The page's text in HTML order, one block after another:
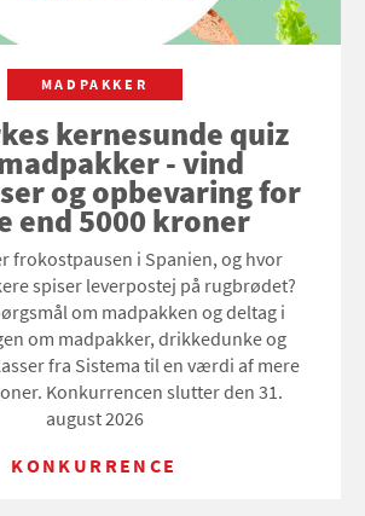
MADPAKKER
kernesunde quiz
- vind
og opbevaring for
end 5000 kroner
frokostpausen i Spanien, og hvor
spiser leverpostej på rugbrødet?
om madpakken og deltag i
om madpakker, drikkedunke og
fra Sistema til en værdi af mere
Konkurrencen slutter den 31.
august 2026
KONKURRENCE